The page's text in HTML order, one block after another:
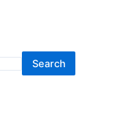
Search